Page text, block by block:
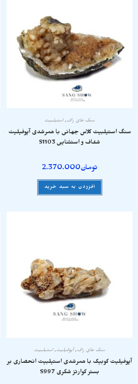
سنگ های راف,استیلبیت
سنگ استیلبیت کلاس جهانی با همرشدی آپوفیلیت
شفاف و استثنایی S1103
تومان2.370.000
افزودن به سبد خرید
سنگ های راف,آپوفیلیت,استیلبیت
آپوفیلیت کوبیک با همرشدی استیلبیت انحصاری بر
بستر کوارتز شکری S997